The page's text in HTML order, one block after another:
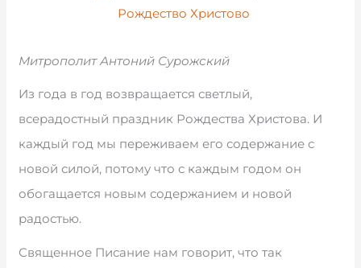
Рождество Христово
Митрополит Антоний Сурожский
Из года в год возвращается светлый,
всерадостный праздник Рождества Христова. И
каждый год мы переживаем его содержание с
новой силой, потому что с каждым годом он
обогащается новым содержанием и новой
радостью.
Священное Писание нам говорит, что так